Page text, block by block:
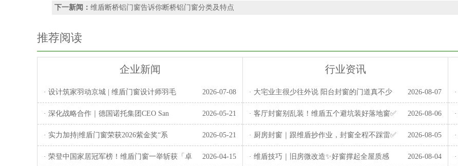
下一新闻： 维盾断桥铝门窗告诉你断桥铝门窗分类及特点
推荐阅读
企业新闻
· 设计筑家羽动京城 | 维盾门窗设计师羽毛 2026-07-08
· 深化战略合作｜德国诺托集团CEO San 2026-05-21
· 实力加持|维盾门窗荣获2026紫金奖“系 2026-05-21
· 荣登中国家居冠军榜！维盾门窗一举斩获「卓 2026-04-15
行业资讯
· 大宅业主很少往外说 阳台封窗的门道真不少 2026-08-07
· 客厅封窗别乱装！维盾五个避坑装好落地窗✅ 2026-08-06
· 厨房封窗｜跟维盾抄作业，封窗全程不踩雷✅ 2026-08-05
· 维盾技巧｜旧房微改造✨好窗撑起全屋质感 2026-08-04